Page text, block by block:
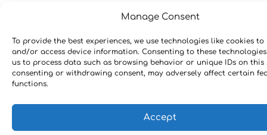
Manage Consent
To provide the best experiences, we use technologies like cookies to
and/or access device information. Consenting to these
us to process data such as browsing behavior or unique IDs on this
consenting or withdrawing consent, may adversely affect certain
functions.
Accept